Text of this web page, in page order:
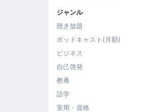
ジャンル
聴き放題
ポッドキャスト(月額)
ビジネス
自己啓発
教養
語学
実用・資格